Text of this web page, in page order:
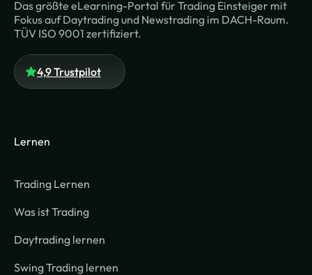
Das größte eLearning-Portal für Trading Einsteiger mit
Fokus auf Daytrading und Newstrading im DACH-Raum.
TÜV ISO 9001 zertifiziert.
4,9 Trustpilot
Lernen
Trading Lernen
Was ist Trading
Daytrading lernen
Swing Trading lernen